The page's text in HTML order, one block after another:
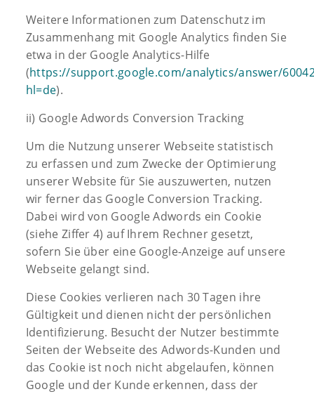
Weitere Informationen zum Datenschutz im
Zusammenhang mit Google Analytics finden Sie
etwa in der Google Analytics-Hilfe
(https://support.google.com/analytics/answer/
hl=de).
ii) Google Adwords Conversion Tracking
Um die Nutzung unserer Webseite statistisch
zu erfassen und zum Zwecke der Optimierung
unserer Website für Sie auszuwerten, nutzen
wir ferner das Google Conversion Tracking.
Dabei wird von Google Adwords ein Cookie
(siehe Ziffer 4) auf Ihrem Rechner gesetzt,
sofern Sie über eine Google-Anzeige auf unsere
Webseite gelangt sind.
Diese Cookies verlieren nach 30 Tagen ihre
Gültigkeit und dienen nicht der persönlichen
Identifizierung. Besucht der Nutzer bestimmte
Seiten der Webseite des Adwords-Kunden und
das Cookie ist noch nicht abgelaufen, können
Google und der Kunde erkennen, dass der